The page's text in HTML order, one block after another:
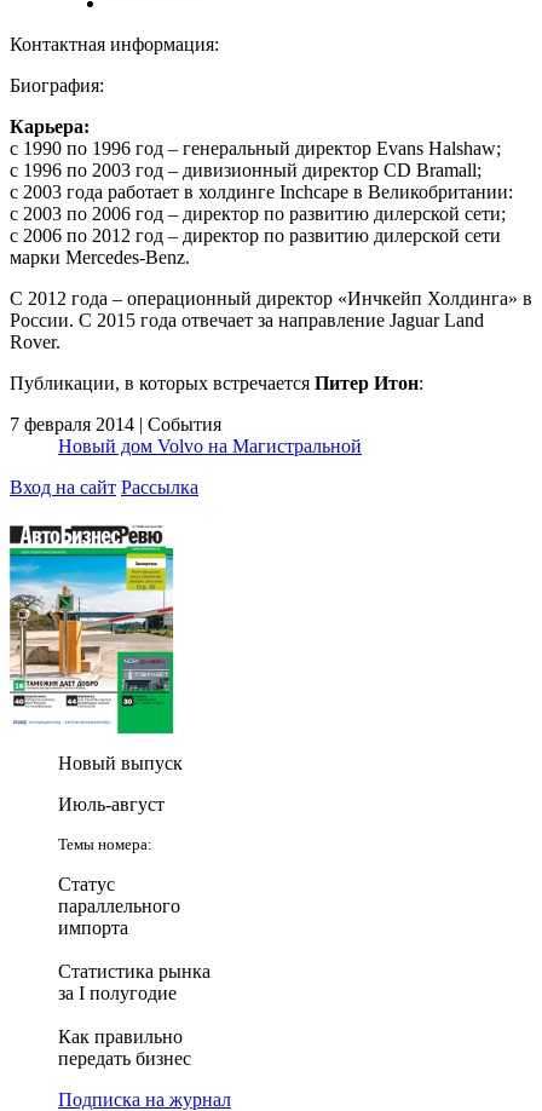
Контактная информация:
Биография:
Карьера:
с 1990 по 1996 год – генеральный директор Evans Halshaw;
с 1996 по 2003 год – дивизионный директор CD Bramall;
с 2003 года работает в холдинге Inchcape в Великобритании:
с 2003 по 2006 год – директор по развитию дилерской сети;
с 2006 по 2012 год – директор по развитию дилерской сети
марки Mercedes-Benz.
С 2012 года – операционный директор «Инчкейп Холдинга» в
России. С 2015 года отвечает за направление Jaguar Land
Rover.
Публикации, в которых встречается Питер Итон:
7 февраля 2014 | События
Новый дом Volvo на Магистральной
Вход на сайт Рассылка
Новый выпуск
Июль-август
Темы номера:
Статус
параллельного
импорта
Статистика рынка
за I полугодие
Как правильно
передать бизнес
Подписка на журнал